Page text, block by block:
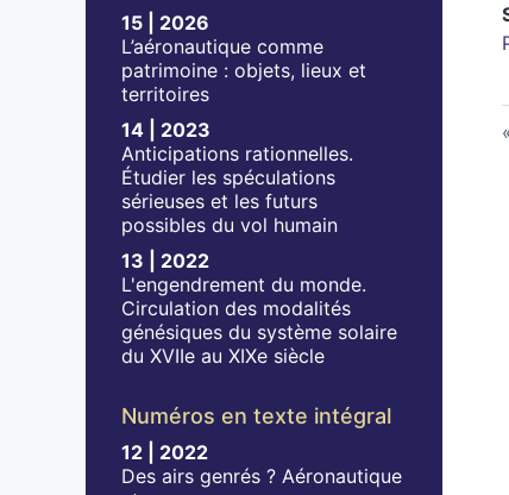
15 | 2026
L’aéronautique comme
patrimoine : objets, lieux et
territoires
14 | 2023
Anticipations rationnelles.
Étudier les spéculations
sérieuses et les futurs
possibles du vol humain
13 | 2022
L'engendrement du monde.
Circulation des modalités
génésiques du système solaire
du XVIIe au XIXe siècle
Numéros en texte intégral
12 | 2022
Des airs genrés ? Aéronautique